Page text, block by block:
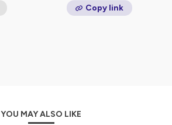
Copy link
YOU MAY ALSO LIKE